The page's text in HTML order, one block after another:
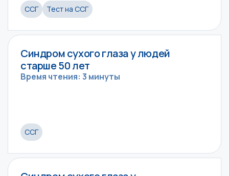
ССГ Тест на ССГ
Синдром сухого глаза у людей
старше 50 лет
Время чтения: 3 минуты
ССГ